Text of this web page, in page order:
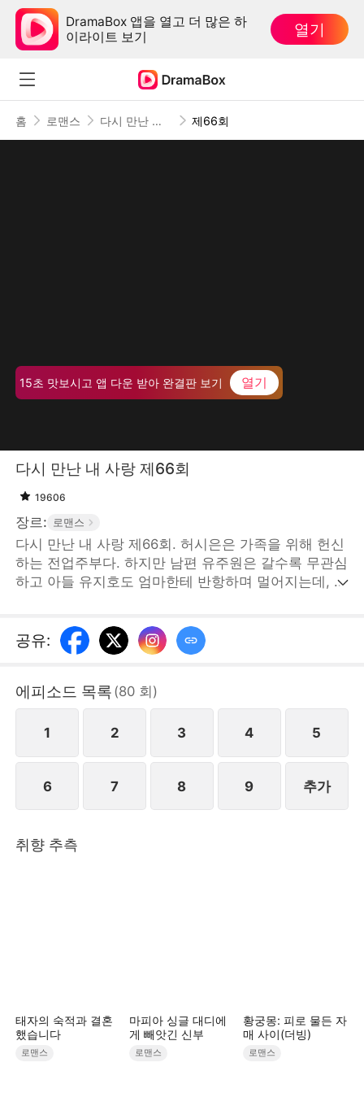
DramaBox 앱을 열고 더 많은 하
이라이트 보기
열기
홈 로맨스 다시 만난 내 사랑 제66회
15초 맛보시고 앱 다운 받아 완결판 보기 열기
다시 만난 내 사랑 제66회
19606
장르: 로맨스
다시 만난 내 사랑 제66회. 허시은은 가족을 위해 헌신
하는 전업주부다. 하지만 남편 유주원은 갈수록 무관심
하고 아들 유지호도 엄마한테 반항하며 멀어지는데, 이
시 갑부 지성준을 만난다. 지성준은 그녀한테 관심을
보이며 해결사가 되어준다. STORYMATRIX PTE.LTD
공유:
에피소드 목록 (80 회)
1 2 3 4 5
6 7 8 9 추가
취향 추측
태자의 숙적과 결혼
했습니다
로맨스
마피아 싱글 대디에
게 빼앗긴 신부
로맨스
황궁몽: 피로 물든 자
매 사이(더빙)
로맨스